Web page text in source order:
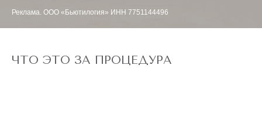
Реклама. ООО «Бьютилогия» ИНН 7751144496
ЧТО ЭТО ЗА ПРОЦЕДУРА